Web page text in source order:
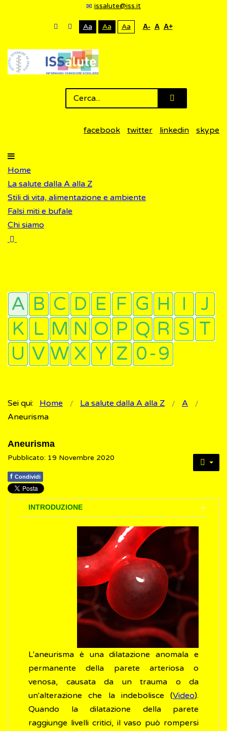
issalute@iss.it
Aa Aa Aa A- A A+
facebook twitter linkedin skype
Home
La salute dalla A alla Z
Stili di vita, alimentazione e ambiente
Falsi miti e bufale
Chi siamo
Sei qui: Home La salute dalla A alla Z
A
Aneurisma
Aneurisma
Pubblicato: 19 Novembre 2020
f Condividi
INTRODUZIONE
L'aneurisma è una dilatazione anomala e
permanente della parete arteriosa o
venosa, causata da un trauma o da
un'alterazione che la indebolisce (Video).
Quando la dilatazione della parete
raggiunge livelli critici, il vaso può rompersi